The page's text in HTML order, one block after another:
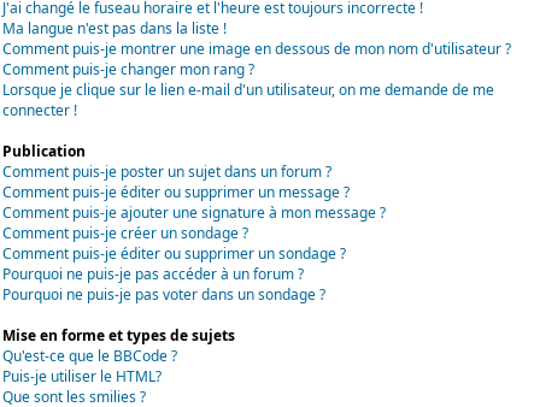
J'ai changé le fuseau horaire et l'heure est toujours incorrecte !
Ma langue n'est pas dans la liste !
Comment puis-je montrer une image en dessous de mon nom d'utilisateur ?
Comment puis-je changer mon rang ?
Lorsque je clique sur le lien e-mail d'un utilisateur, on me demande de me
connecter !
Publication
Comment puis-je poster un sujet dans un forum ?
Comment puis-je éditer ou supprimer un message ?
Comment puis-je ajouter une signature à mon message ?
Comment puis-je créer un sondage ?
Comment puis-je éditer ou supprimer un sondage ?
Pourquoi ne puis-je pas accéder à un forum ?
Pourquoi ne puis-je pas voter dans un sondage ?
Mise en forme et types de sujets
Qu'est-ce que le BBCode ?
Puis-je utiliser le HTML?
Que sont les smilies ?